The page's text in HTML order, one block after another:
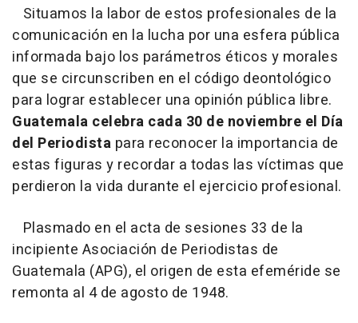
Situamos la labor de estos profesionales de la
comunicación en la lucha por una esfera pública
informada bajo los parámetros éticos y morales
que se circunscriben en el código deontológico
para lograr establecer una opinión pública libre.
Guatemala celebra cada 30 de noviembre el Día
del Periodista para reconocer la importancia de
estas figuras y recordar a todas las víctimas que
perdieron la vida durante el ejercicio profesional.
Plasmado en el acta de sesiones 33 de la
incipiente Asociación de Periodistas de
Guatemala (APG), el origen de esta efeméride se
remonta al 4 de agosto de 1948.